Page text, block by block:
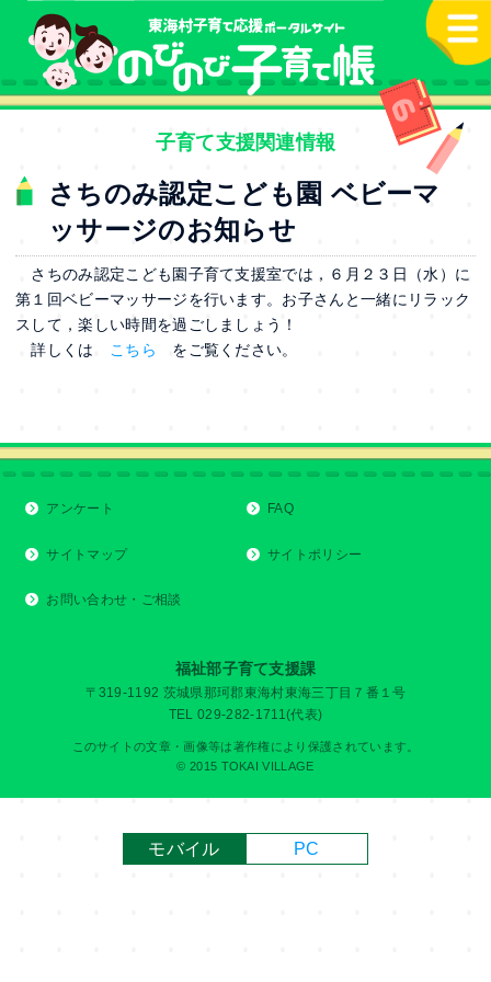
本文へ
子育て支援関連情報
さちのみ認定こども園 ベビーマ
ッサージのお知らせ
さちのみ認定こども園子育て支援室では，６月２３日（水）に
第１回ベビーマッサージを行います。お子さんと一緒にリラック
スして，楽しい時間を過ごしましょう！
詳しくは
こちら をご覧ください。
アンケート FAQ
サイトマップ サイトポリシー
お問い合わせ・ご相談
福祉部子育て支援課
〒319-1192 茨城県那珂郡東海村東海三丁目７番１号
TEL 029-282-1711(代表)
このサイトの文章・画像等は著作権により保護されています。
© 2015 TOKAI VILLAGE
モバイル PC